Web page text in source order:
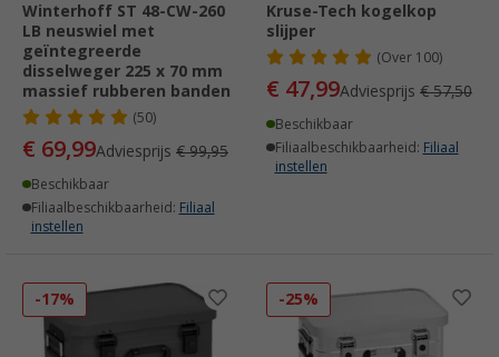
Winterhoff ST 48-CW-260
LB neuswiel met
geïntegreerde
disselweger 225 x 70 mm
massief rubberen banden
(50)
€ 69,99Adviesprijs € 99,95
Beschikbaar
Filiaalbeschikbaarheid: Filiaal
instellen
Kruse-Tech kogelkop
slijper
(Over100)
€ 47,99Adviesprijs € 57,50
Beschikbaar
Filiaalbeschikbaarheid: Filiaal
instellen
-17% -25%